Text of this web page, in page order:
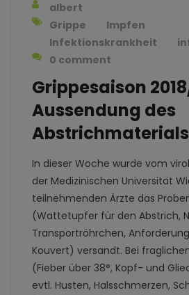
albert
Grippe
Impfen
Infektionskrankheit
0 comment
Grippesaison
Aussendung des
Abstrichmaterials
In dieser Woche wurde vom
der Medizinischen Universität
teilnehmenden Ärzte das
(Wattetupfer für den Abstrich,
Transportröhrchen,
Kouvert) versandt. Bei
(Fieber über 38°, Kopf- und
evtl. Husten, Halsschmerzen,